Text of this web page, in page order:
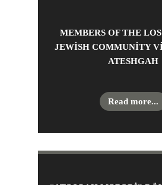
MEMBERS OF THE
JEWISH COMMUNITY
ATESHGAH
Read more...